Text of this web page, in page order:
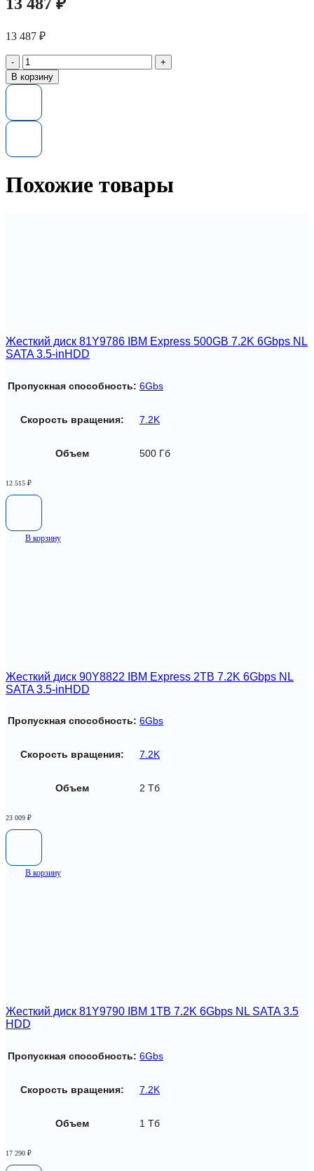
13 487 ₽
Количество
товара
Память
ExpSell
PC3L-
10600
ECC
В корзину
Похожие товары
Жесткий диск 81Y9786 IBM Express 500GB 7.2K 6Gbps NL
SATA 3.5-inHDD
Пропускная способность: 6Gbs
Скорость вращения: 7.2K
Объем 500 Гб
12 515 ₽
В корзину
Жесткий диск 90Y8822 IBM Express 2TB 7.2K 6Gbps NL
SATA 3.5-inHDD
Пропускная способность: 6Gbs
Скорость вращения: 7.2K
Объем 2 Тб
23 009 ₽
В корзину
Жесткий диск 81Y9790 IBM 1TB 7.2K 6Gbps NL SATA 3.5
HDD
Пропускная способность: 6Gbs
Скорость вращения: 7.2K
Объем 1 Тб
17 290 ₽